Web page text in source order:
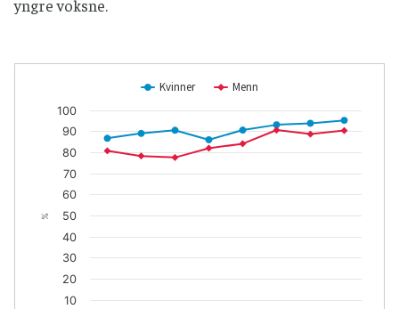
yngre voksne.
%
Kvinner Menn
10
20
30
40
50
60
70
80
90
100